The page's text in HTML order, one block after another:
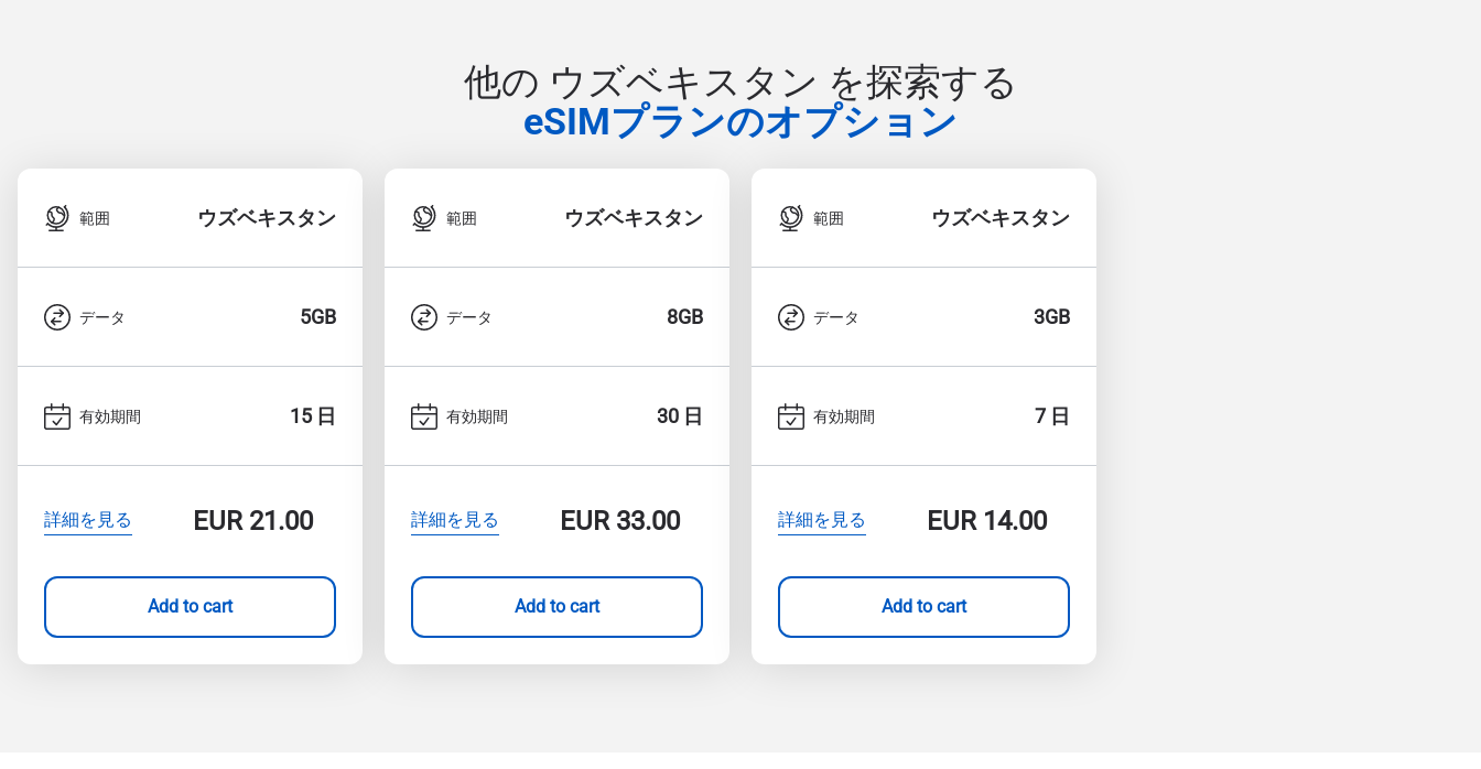
他の ウズベキスタン を探索する
eSIMプランのオプション
範囲 ウズベキスタン
データ 5GB
有効期間 15 日
詳細を見る EUR21.00
Add to cart
範囲 ウズベキスタン
データ 8GB
有効期間 30 日
詳細を見る EUR33.00
Add to cart
範囲 ウズベキスタン
データ 3GB
有効期間 7 日
詳細を見る EUR14.00
Add to cart